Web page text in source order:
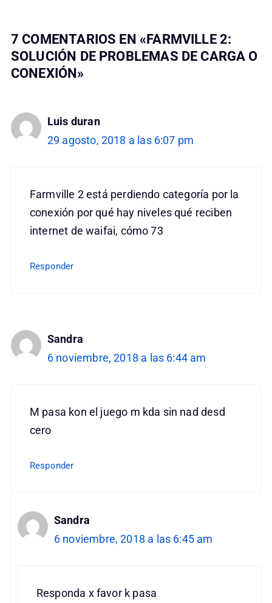
7 COMENTARIOS EN «FARMVILLE 2:
SOLUCIÓN DE PROBLEMAS DE CARGA O
CONEXIÓN»
Luis duran
29 agosto, 2018 a las 6:07 pm
Farmville 2 está perdiendo categoría por la
conexión por qué hay niveles qué reciben
internet de waifai, cómo 73
Responder
Sandra
6 noviembre, 2018 a las 6:44 am
M pasa kon el juego m kda sin nad desd
cero
Responder
Sandra
6 noviembre, 2018 a las 6:45 am
Responda x favor k pasa